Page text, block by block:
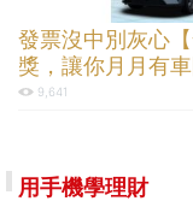
發票沒中別灰心
獎，讓你月月有車
9,641
用手機學理財